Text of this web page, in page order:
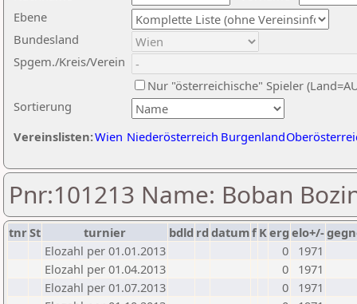
Ebene
Sortierung
Bundesland
Spgem./Kreis/Verein
Nur "österreichische" Spieler
Vereinslisten:Wien Niederösterreich Burgenland
Pnr:101213 Name: Boban
tnrSt turnier bdld rd datumf Kerg elo+/-
Elozahl per 01.01.2013
0
1971
Elozahl per 01.04.2013
0
1971
Elozahl per 01.07.2013
0
1971